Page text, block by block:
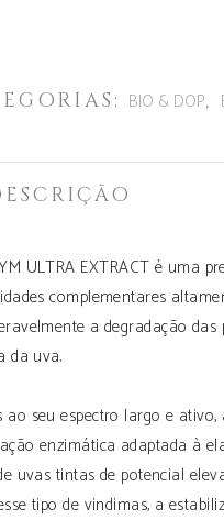
BIO & DOP,
ULTRA EXTRACT é uma
complementares
a degradação
da uva.
ao seu espectro largo e ativo,
enzimática adaptada à
uvas tintas de potencial
tipo de vindimas, a